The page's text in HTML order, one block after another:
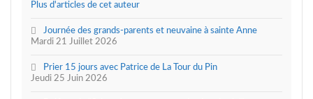
Plus d'articles de cet auteur
Mardi 21 Juillet 2026
Journée des grands-parents et neuvaine à sainte Anne
Jeudi 25 Juin 2026
Prier 15 jours avec Patrice de La Tour du Pin